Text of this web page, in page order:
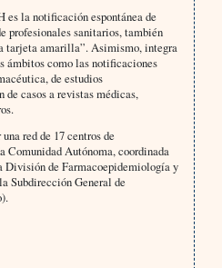
es la notificación espontánea de
profesionales sanitarios, también
tarjeta amarilla”. Asimismo, integra
ámbitos como las notificaciones
de estudios
casos a revistas médicas,
red de 17 centros de
Comunidad Autónoma, coordinada
División de Farmacoepidemiología y
Subdirección General de